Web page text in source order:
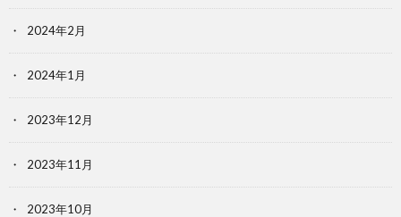
2024年2月
2024年1月
2023年12月
2023年11月
2023年10月